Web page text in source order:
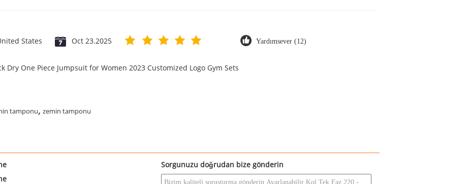
States Oct 23.2025 Yardımsever (12)
Dry One Piece Jumpsuit for Women 2023 Customized Logo Gym Sets
tamponu, zemin tamponu
Sorgunuzu doğrudan bize gönderin